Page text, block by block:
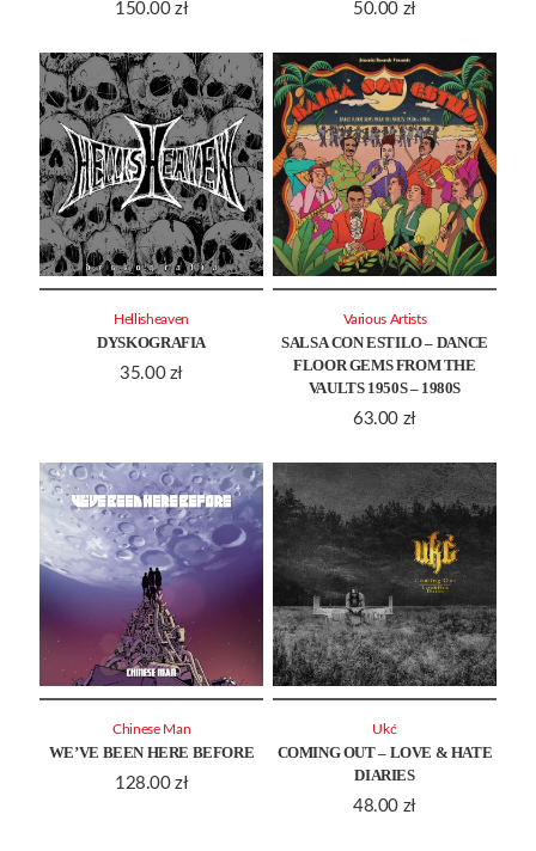
150.00 zł 50.00 zł
DYSKOGRAFIA
35.00 zł
Hellisheaven
SALSA CON ESTILO – DANCE
FLOOR GEMS FROM THE
VAULTS 1950S – 1980S
63.00 zł
Various Artists
WE’VE BEEN HERE BEFORE
128.00 zł
Chinese Man
COMING OUT – LOVE & HATE
DIARIES
48.00 zł
Ukć